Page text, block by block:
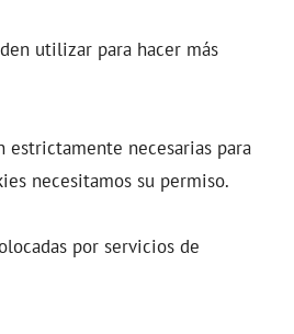
utilizar para hacer más
estrictamente necesarias para
necesitamos su permiso.
por servicios de